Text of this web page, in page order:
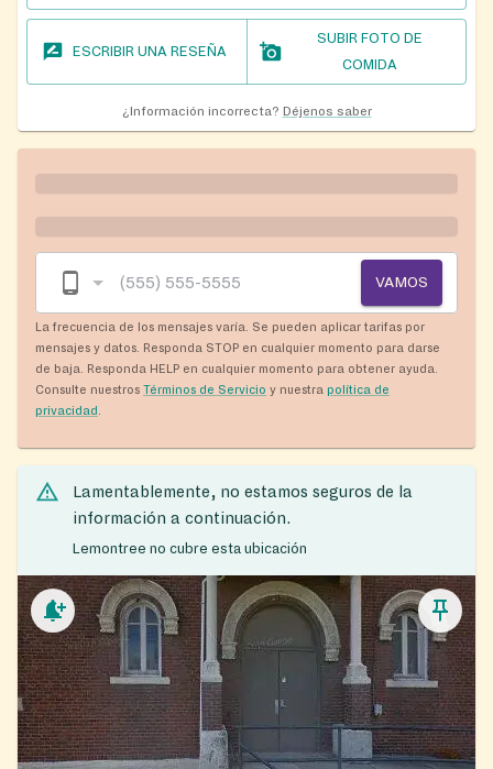
ESCRIBIR UNA RESEÑA
SUBIR FOTO DE
COMIDA
¿Información incorrecta? Déjenos saber
VAMOS
La frecuencia de los mensajes varía. Se pueden aplicar tarifas por
mensajes y datos. Responda STOP en cualquier momento para darse
de baja. Responda HELP en cualquier momento para obtener ayuda.
Consulte nuestros Términos de Servicio y nuestra política de
privacidad
Lamentablemente, no estamos seguros de la
información a continuación.
Lemontree no cubre esta ubicación